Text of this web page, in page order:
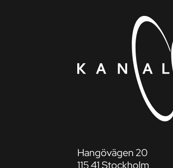
Hangövägen 20
115 41 Stockholm